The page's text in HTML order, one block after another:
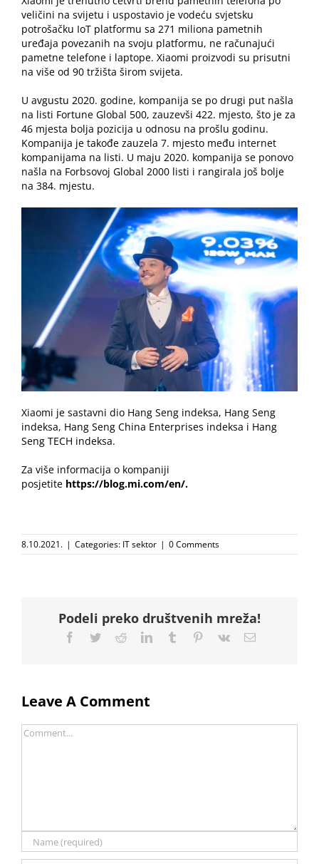
veličini na svijetu i uspostavio je vodeću svjetsku
potrošačku IoT platformu sa 271 miliona pametnih
uređaja povezanih na svoju platformu, ne računajući
pametne telefone i laptope. Xiaomi proizvodi su prisutni
na više od 90 tržišta širom svijeta.
U avgustu 2020. godine, kompanija se po drugi put našla
na listi Fortune Global 500, zauzevši 422. mjesto, što je za
46 mjesta bolja pozicija u odnosu na prošlu godinu.
Kompanija je takođe zauzela 7. mjesto među internet
kompanijama na listi. U maju 2020. kompanija se ponovo
našla na Forbsovoj Global 2000 listi i rangirala još bolje
na 384. mjestu.
Xiaomi je sastavni dio Hang Seng indeksa, Hang Seng
indeksa, Hang Seng China Enterprises indeksa i Hang
Seng TECH indeksa.
Za više informacija o kompaniji
posjetite https://blog.mi.com/en/.
8.10.2021. | Categories: IT sektor | 0 Comments
Podeli preko društvenih mreža!
Facebook
TwitterRedditLinkedInTumblr Pinterest
Vk Email
Leave A Comment
Comment